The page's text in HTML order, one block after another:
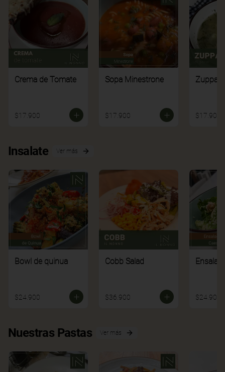
Crema de Tomate
$17.900
Sopa Minestrone
$17.900
Zuppa
$17.900
Insalate Ver más
Bowl de quinua
$24.900
Cobb Salad
$36.900 $24.900
Nuestras Pastas Ver más